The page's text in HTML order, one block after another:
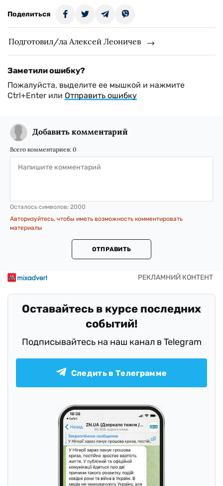
Поделиться
Подготовил/ла Алексей Леоничев
Заметили ошибку?
Пожалуйста, выделите ее мышкой и нажмите
Ctrl+Enter или Отправить ошибку
Добавить комментарий
Всего комментариев: 0
Осталось символов: 2000
Авторизуйтесь, чтобы иметь возможность комментировать
материалы
ОТПРАВИТЬ
Оставайтесь в курсе последних
событий!
Подписывайтесь на наш канал в Telegram
Следить в Телеграмме